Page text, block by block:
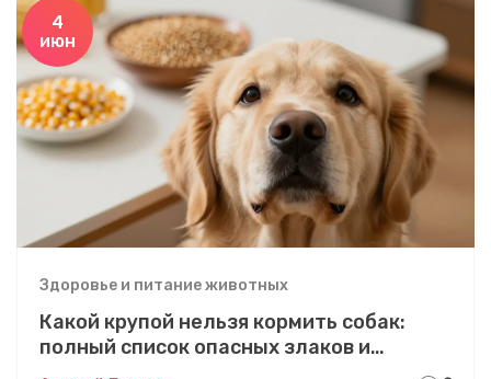
4
июн
Здоровье и питание животных
Какой крупой нельзя кормить собак:
полный список опасных злаков и
безопасные альтернативы